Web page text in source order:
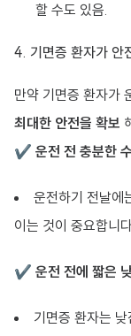
할 수도 있음.
4. 기면증 환자가 안
만약 기면증 환자가
최대한 안전을 확보
✔ 운전 전 충분한
운전하기 전날에
이는 것이 중요합니
✔ 운전 전에 짧은
기면증 환자는